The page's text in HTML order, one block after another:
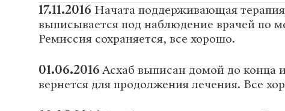
17.11.2016 Начата поддерживающая
выписывается под наблюдение врачей по
Ремиссия сохраняется, все хорошо.
01.06.2016Асхаб выписан домой до конца
вернется для продолжения лечения. Все